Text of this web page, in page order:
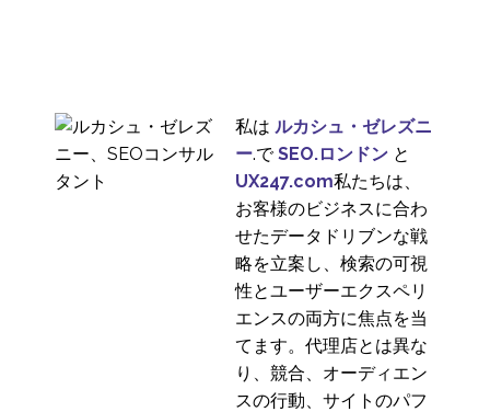
インタビューシリー
ズ。ナチョ・マドリッ
ドに聞くUX業界のイン 2
国際的なユーザーリサ
ーチを解き明かす：
UX247研究者からの洞2
ルーマニアのUXリサー
ニューヨークのユーザ
私は ルカシュ・ゼレズニ
ー.でSEO.ロンドン と
UX247.com私たちは、
お客様のビジネスに合わ
せたデータドリブンな戦
略を立案し、検索の可視
性とユーザーエクスペリ
エンスの両方に焦点を当
てます。代理店とは異な
り、競合、オーディエン
スの行動、サイトのパフ